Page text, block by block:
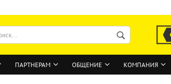
ПАРТНЕРАМ ОБЩЕНИЕ КОМПАНИЯ